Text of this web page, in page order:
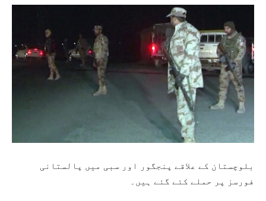
بلوچستان کے علاقے پنجگور اور سبی میں پالستانی
فورسز پر حملے کئے گئے ہیں۔